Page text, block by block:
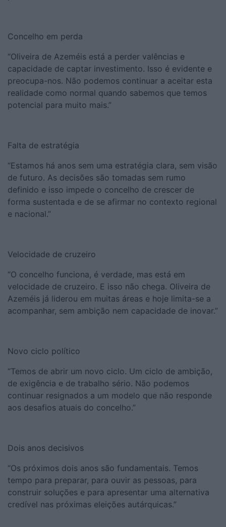
Concelho em perda
“Oliveira de Azeméis está a perder valências e
capacidade de captar investimento. Isso é evidente e
preocupa-nos. Não podemos continuar a aceitar esta
realidade como normal quando sabemos que temos
potencial para muito mais.”
Falta de estratégia
“Estamos há anos sem uma estratégia clara, sem visão
de futuro. As decisões são tomadas sem rumo
definido e isso impede o concelho de crescer de
forma sustentada e de se afirmar no contexto regional
e nacional.”
Velocidade de cruzeiro
“O concelho funciona, é verdade, mas está em
velocidade de cruzeiro. E isso não chega. Oliveira de
Azeméis já liderou em muitas áreas e hoje limita-se a
acompanhar, sem ambição nem capacidade de inovar.”
Novo ciclo político
“Temos de abrir um novo ciclo. Um ciclo de ambição,
de exigência e de trabalho sério. Não podemos
continuar resignados a um modelo que não responde
aos desafios atuais do concelho.”
Dois anos decisivos
“Os próximos dois anos são fundamentais. Temos
tempo para preparar, para ouvir as pessoas, para
construir soluções e para apresentar uma alternativa
credível nas próximas eleições autárquicas.”